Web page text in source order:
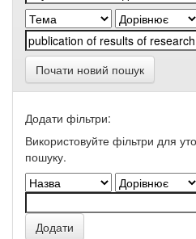
Почати новий пошук
Додати фільтри:
Використовуйте фільтри для
пошуку.